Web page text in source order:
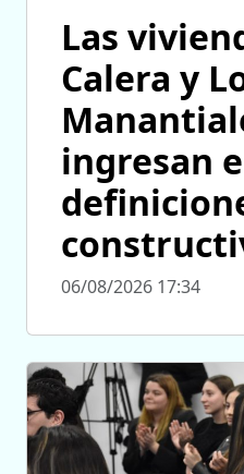
Las
Calera y
ingresan
06/08/2026 17:34